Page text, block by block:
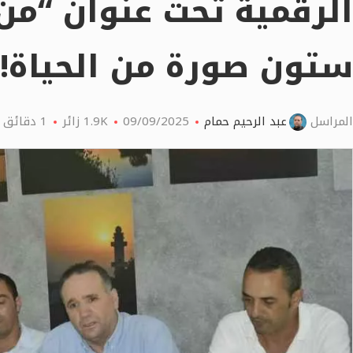
الرقمية تحت عنوان
ستون صورة من
المراسل عبد الرحيم حمام 09/09/2025
1.9K زائر